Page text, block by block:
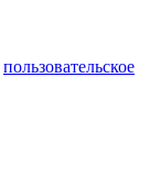
пользовательское